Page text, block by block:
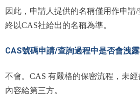
因此，申請人提供的名稱僅用作申請
終以CAS社給出的名稱為準。
CAS號碼申請/查詢過程中是否會洩
不會。CAS 有嚴格的保密流程，未
內容給第三方。